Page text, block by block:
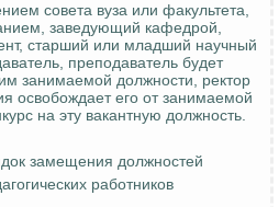
совета вуза или факультета,
заведующий кафедрой,
старший или младший научный
преподаватель будет
занимаемой должности, ректор
освобождает его от занимаемой
на эту вакантную должность.
замещения должностей
работников